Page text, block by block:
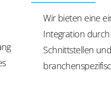
Wir bieten eine
Integration
Schnittstellen und